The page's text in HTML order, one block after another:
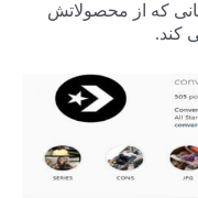
که از محصولاتش
کند.